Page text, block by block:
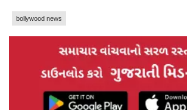
bollywood news